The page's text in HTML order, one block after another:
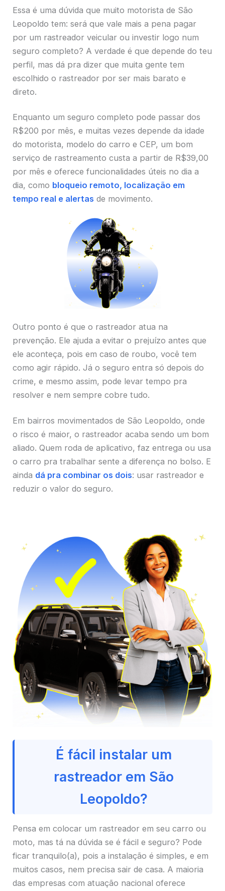
Essa é uma dúvida que muito motorista de São
Leopoldo tem: será que vale mais a pena pagar
por um rastreador veicular ou investir logo num
seguro completo? A verdade é que depende do teu
perfil, mas dá pra dizer que muita gente tem
escolhido o rastreador por ser mais barato e
direto.
Enquanto um seguro completo pode passar dos
R$200 por mês, e muitas vezes depende da idade
do motorista, modelo do carro e CEP, um bom
serviço de rastreamento custa a partir de R$39,00
por mês e oferece funcionalidades úteis no dia a
dia, como bloqueio remoto, localização em
tempo real e alertas de movimento.
Outro ponto é que o rastreador atua na
prevenção. Ele ajuda a evitar o prejuízo antes que
ele aconteça, pois em caso de roubo, você tem
como agir rápido. Já o seguro entra só depois do
crime, e mesmo assim, pode levar tempo pra
resolver e nem sempre cobre tudo.
Em bairros movimentados de São Leopoldo, onde
o risco é maior, o rastreador acaba sendo um bom
aliado. Quem roda de aplicativo, faz entrega ou usa
o carro pra trabalhar sente a diferença no bolso. E
ainda dá pra combinar os dois: usar rastreador e
reduzir o valor do seguro.
É fácil instalar um
rastreador em São
Leopoldo?
Pensa em colocar um rastreador em seu carro ou
moto, mas tá na dúvida se é fácil e seguro? Pode
ficar tranquilo(a), pois a instalação é simples, e em
muitos casos, nem precisa sair de casa. A maioria
das empresas com atuação nacional oferece